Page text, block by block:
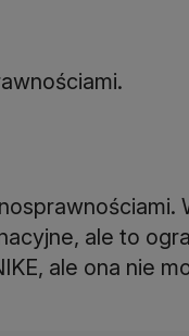
ale to
ale ona nie